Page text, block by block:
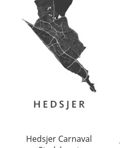
Hedsjer Carnaval